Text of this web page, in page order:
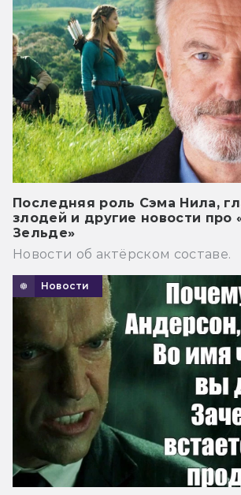
Последняя роль Сэма Нила,
злодей и другие новости про
Зельде»
Новости об актёрском составе.
Новости